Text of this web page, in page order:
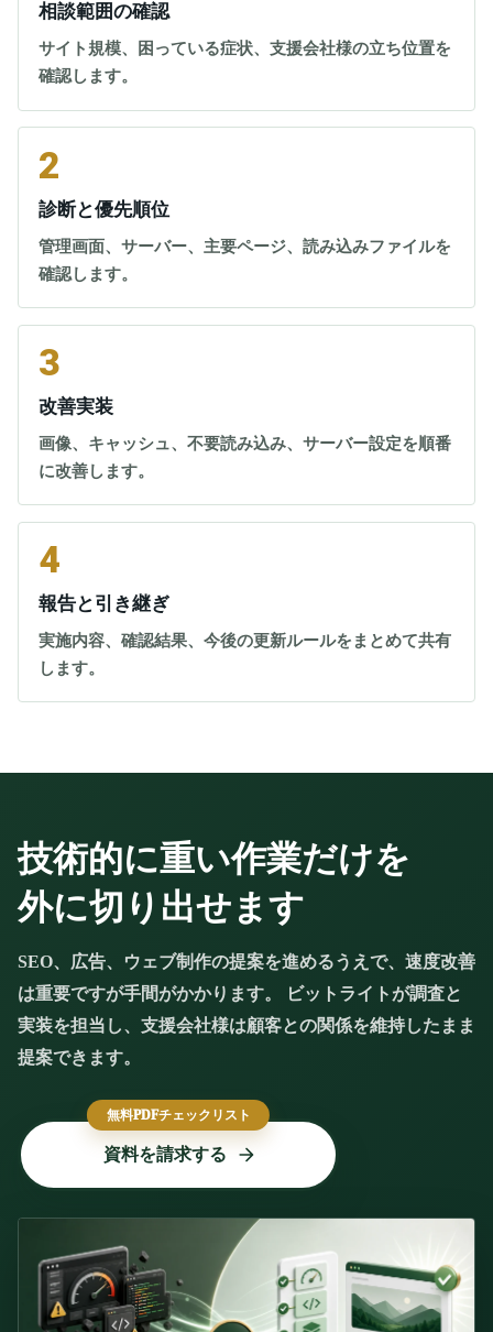
相談範囲の確認
サイト規模、困っている症状、支援会社様の立ち位置を
確認します。
2
診断と優先順位
管理画面、サーバー、主要ページ、読み込みファイルを
確認します。
3
改善実装
画像、キャッシュ、不要読み込み、サーバー設定を順番
に改善します。
4
報告と引き継ぎ
実施内容、確認結果、今後の更新ルールをまとめて共有
します。
技術的に重い作業だけを
外に切り出せます
SEO、広告、ウェブ制作の提案を進めるうえで、速度改善
は重要ですが手間がかかります。 ビットライトが調査と
実装を担当し、支援会社様は顧客との関係を維持したまま
提案できます。
無料PDFチェックリスト
資料を請求する